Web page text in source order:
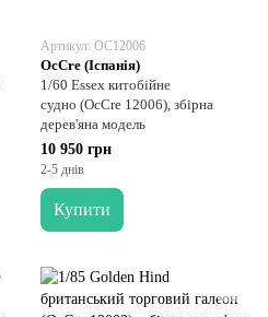
Артикул: OC12006
OcCre (Іспанія)
1/60 Essex китобійне
судно (OcCre 12006), збірна
дерев'яна модель
10 950 грн
2-5 днів
Купити